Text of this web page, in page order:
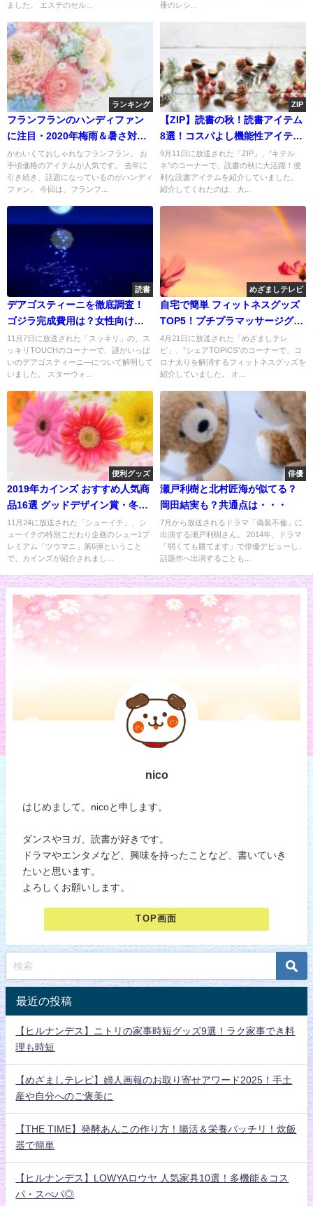
ました。 エステのセル...
冊のレシ...
ランキング
フランフランのハンディファン
に注目・2020年梅雨＆暑さ対策
TOP5！
かわいくておしゃれなフランフラン。 お
手頃価格のアイテムが人気です。 去年に
引き続き、話題になっているのがハンディ
ファン。 今回は、フランフ...
ZIP
【ZIP】読書の秋！読書アイテム
8選！コスパよし機能性アイテム
も
9月11日に放送された「ZIP」、”キテル
ネ”のコーナーで、読書の秋に大活躍！便
利な読書アイテムを紹介していました。
紹介してくれたのは、大...
読書
デアゴスティーニを徹底調査！
ゴジラ完成費用は？女性向けも
人気
11月7日に放送された「スッキリ」の、ス
ッキリTOUCHのコーナーで、謎がいっぱ
いのデアゴスティーニ―について解明して
いました。 スターウォ...
めざましテレビ
自宅で簡単 フィットネスグッズ
TOP5！プチプラマッサージグッ
ズも
4月21日に放送された「めざましテレ
ビ」、”シェアTOPICS”のコーナーで、コ
ロナ太りを解消するフィットネスグッズを
紹介していました。 オ...
便利グッズ
2019年カインズ おすすめ人気商
品16選 グッドデザイン賞・冬グ
ッズ
11月24に放送された「シューイチ」、シ
ューイチの特別こだわり企画のシュー1プ
レミアム「ツウマニ」第6弾ということ
で、カインズが紹介されまし...
俳優
瀬戸利樹と北村匠海が似てる？
岡田結実も？共通点は・・・
7月から放送されるドラマ「偽装不倫」に
出演する瀬戸利樹さん。 2014年、ドラマ
「弱くても勝てます」で俳優デビューし、
話題作へ出演することも...
nico
はじめまして。nicoと申します。
ダンスやヨガ、読書が好きです。
ドラマやエンタメなど、興味を持ったことなど、書いていき
たいと思います。
よろしくお願いします。
TOP画面
最近の投稿
【ヒルナンデス】ニトリの家事時短グッズ9選！ラク家事でき料
理も時短
【めざましテレビ】婦人画報のお取り寄せアワード2025！手土
産や自分へのご褒美に
【THE TIME】発酵あんこの作り方！腸活＆栄養バッチリ！炊飯
器で簡単
【ヒルナンデス】LOWYAロウヤ 人気家具10選！多機能＆コス
パ・スぺパ◎